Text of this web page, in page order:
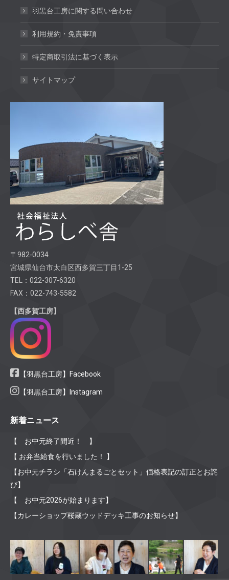
羽黒台工房に関する問い合わせ
利用規約・免責事項
特定商取引法に基づく表示
サイトマップ
〒982-0034
宮城県仙台市太白区西多賀三丁目1-25
TEL：022-307-6320
FAX：022-743-5582
【西多賀工房】
【羽黒台工房】Facebook
【羽黒台工房】Instagram
新着ニュース
【 お中元終了間近！ 】
【 お弁当給食を行いました！ 】
【お中元チラシ「石けんまるごとセット」価格表記の訂正とお詫
び】
【 お中元2026が始まります】
【カレーショップ桜蔵ウッドデッキ工事のお知らせ】